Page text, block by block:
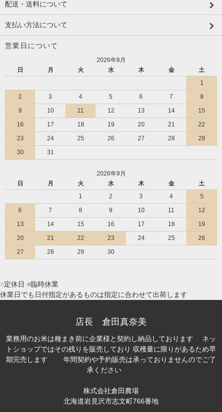
配送・送料について
支払い方法について
営業日について
2026年8月
日
月 火 水 木 金
土
1
2
3 4 5 6 7
8
9
10 11 12 13 14
15
16
17 18 19 20 21
22
23
24 25 26 27 28
29
30
31
2026年9月
日
月 火 水 木 金
土
1
2 3 4
5
6
7 8 9 10 11
12
13
14 15 16 17 18
19
20
21 22 23 24 25
26
27
28 29 30
■定休日 ■臨時休業
休業日でも日付指定があるものは指定に合わせて出荷します
店長 倉田真奈美
業務用のお米は種まき前に企業様と契約し納品しております ネッ
トショップではその残りを販売しており 収穫量に限りがあるため早
期完売します 年間契約や予約販売は承っておりませんのでご了
承ください
株式会社倉田農場
北海道岩見沢市志文町766番地